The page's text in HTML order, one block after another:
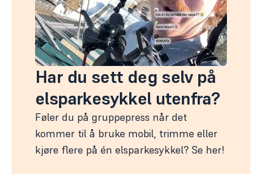
Har du sett deg selv på
elsparkesykkel utenfra?
Føler du på gruppepress når det
kommer til å bruke mobil, trimme eller
kjøre flere på én elsparkesykkel? Se her!